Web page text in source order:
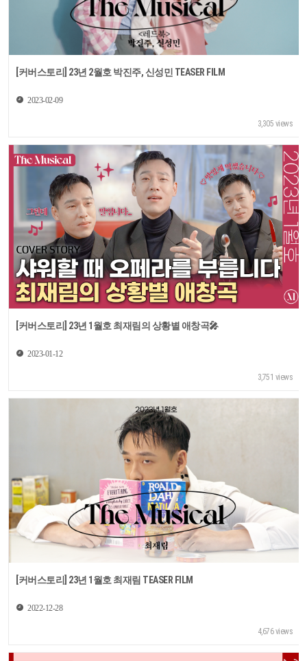
[커버스토리] 23년 2월호 박진주, 신성민 TEASER FILM
2023-02-09
3,305 views
[커버스토리] 23년 1월호 최재림의 상황별 애창곡🎤
2023-01-12
3,751 views
[커버스토리] 23년 1월호 최재림 TEASER FILM
2022-12-28
4,676 views